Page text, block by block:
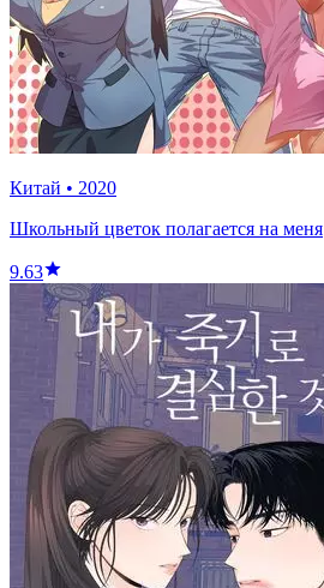
Китай • 2020
Школьный цветок полагается на меня
9.63